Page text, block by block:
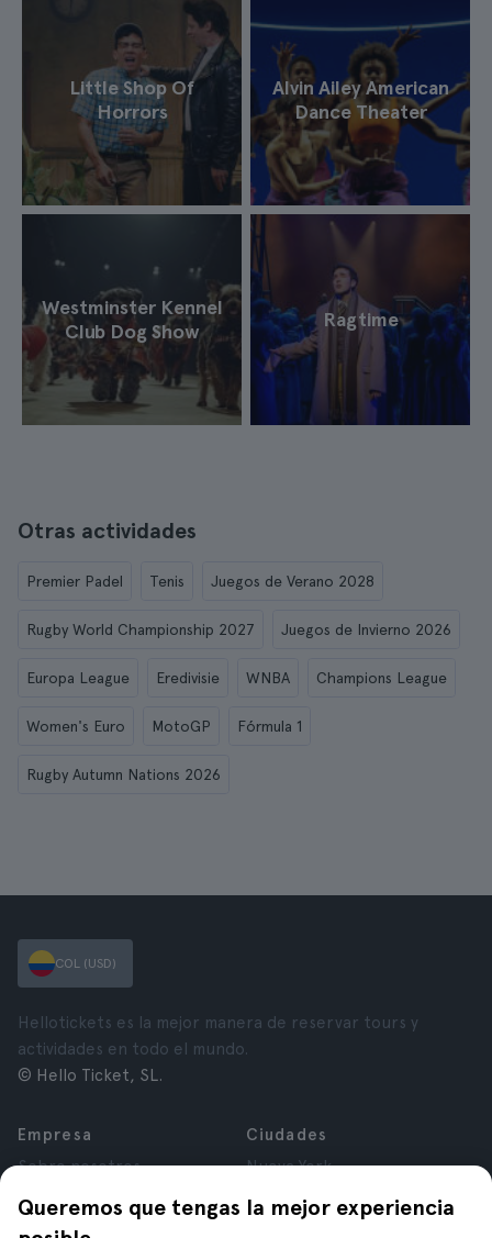
Little Shop Of
Horrors
Alvin Ailey American
Dance Theater
Westminster Kennel
Club Dog Show
Ragtime
Otras actividades
Premier Padel Tenis Juegos de Verano 2028
Rugby World Championship 2027 Juegos de Invierno 2026
Europa League Eredivisie WNBA Champions League
Women's Euro MotoGP Fórmula 1
Rugby Autumn Nations 2026
COL (USD)
Hellotickets es la mejor manera de reservar tours y
actividades en todo el mundo.
© Hello Ticket, SL.
Empresa
Sobre nosotros
Afiliados
Ciudades
Nueva York
París
Queremos que tengas la mejor experiencia